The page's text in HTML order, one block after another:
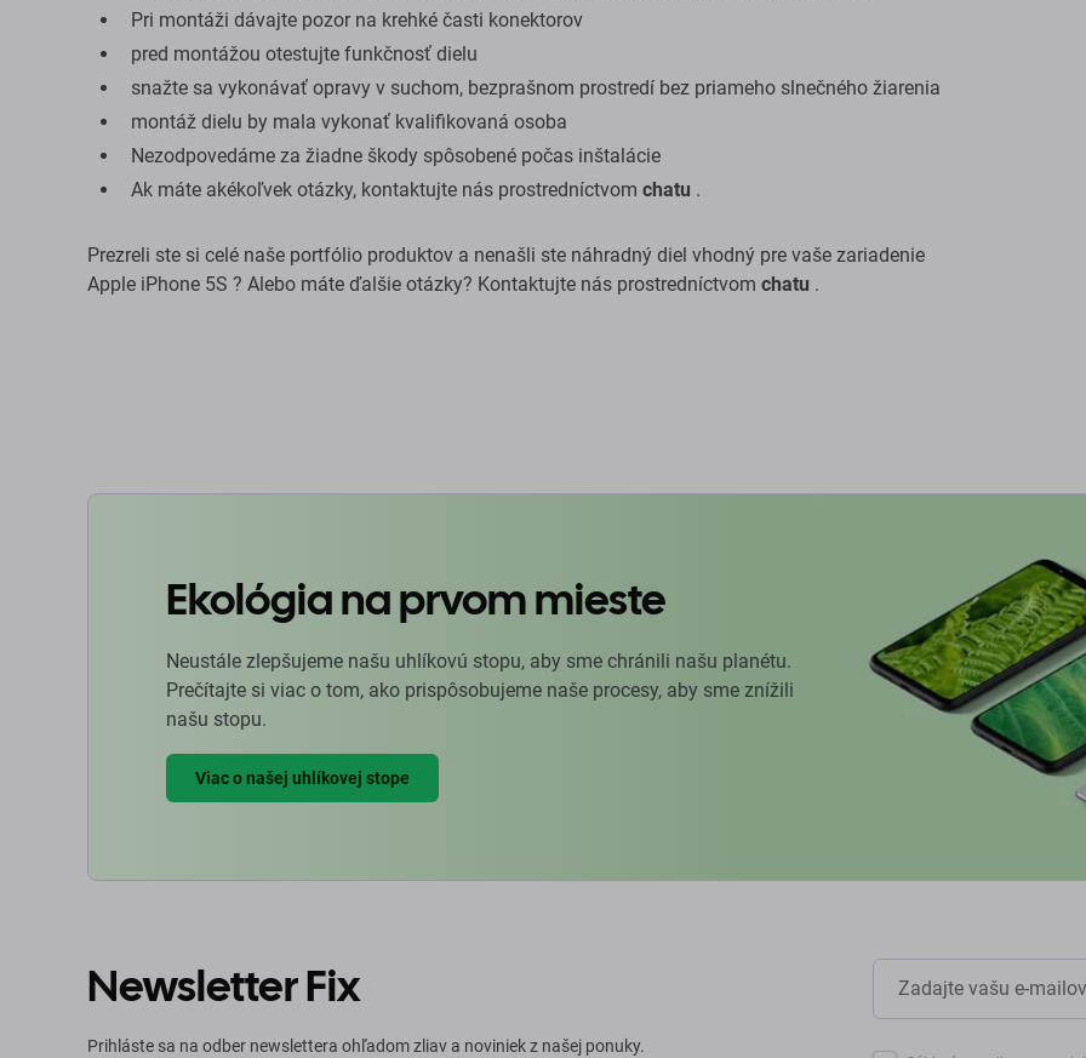
Pri montáži dávajte pozor na krehké časti konektorov
pred montážou otestujte funkčnosť dielu
snažte sa vykonávať opravy v suchom, bezprašnom prostredí bez priameho slnečného žiarenia
montáž dielu by mala vykonať kvalifikovaná osoba
Nezodpovedáme za žiadne škody spôsobené počas inštalácie
Ak máte akékoľvek otázky, kontaktujte nás prostredníctvom chatu .
Prezreli ste si celé naše portfólio produktov a nenašli ste náhradný diel vhodný pre vaše zariadenie
Apple iPhone 5S ? Alebo máte ďalšie otázky? Kontaktujte nás prostredníctvom chatu .
Ekológia na prvom mieste
Neustále zlepšujeme našu uhlíkovú stopu, aby sme chránili našu planétu.
Prečítajte si viac o tom, ako prispôsobujeme naše procesy, aby sme znížili
našu stopu.
Viac o našej uhlíkovej stope
Newsletter Fix
Prihláste sa na odber newslettera ohľadom zliav a noviniek z našej ponuky.